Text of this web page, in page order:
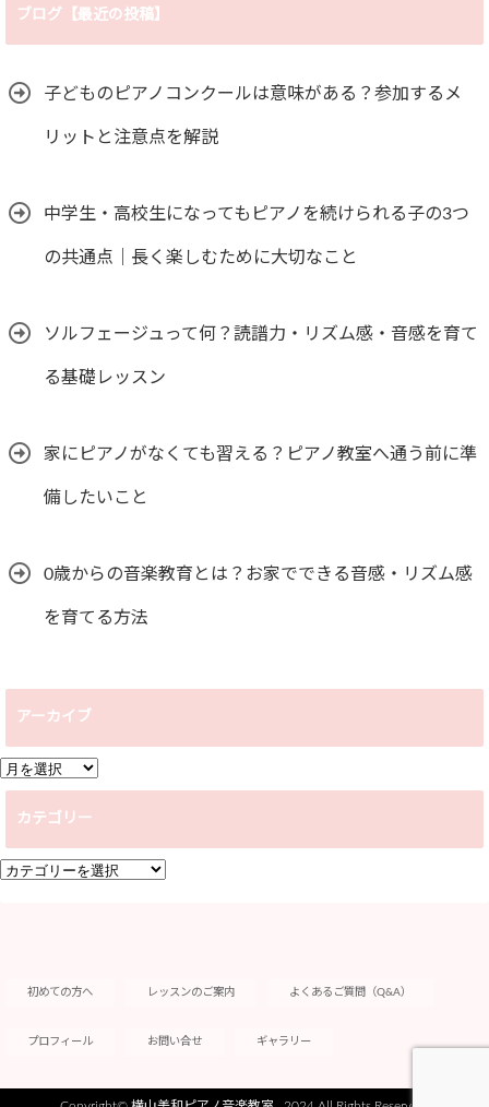
ブログ【最近の投稿】
子どものピアノコンクールは意味がある？参加するメ
リットと注意点を解説
中学生・高校生になってもピアノを続けられる子の3つ
の共通点｜長く楽しむために大切なこと
ソルフェージュって何？読譜力・リズム感・音感を育て
る基礎レッスン
家にピアノがなくても習える？ピアノ教室へ通う前に準
備したいこと
0歳からの音楽教育とは？お家でできる音感・リズム感
を育てる方法
アーカイブ
ア
イ
ブ
カテゴリー
カ
初めての方へ レッスンのご案内 よくあるご質問（Q&A）
プロフィール お問い合せ ギャラリー